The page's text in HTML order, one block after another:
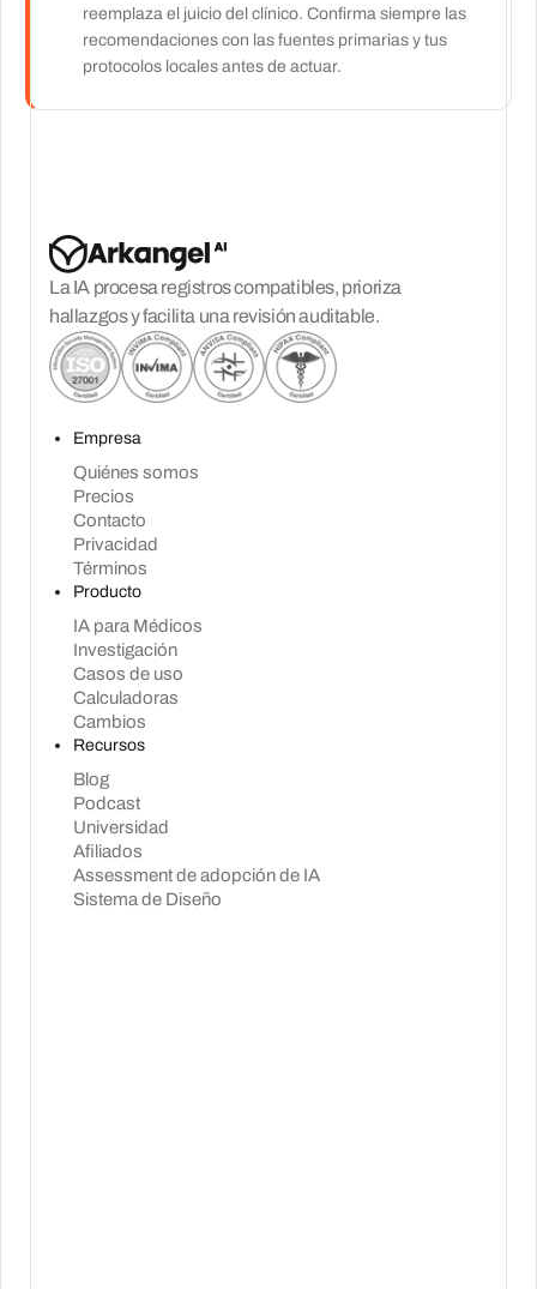
reemplaza el juicio del clínico. Confirma siempre las
recomendaciones con las fuentes primarias y tus
protocolos locales antes de actuar.
La IA procesa registros compatibles, prioriza
hallazgos y facilita una revisión auditable.
Empresa
Quiénes somos
Precios
Contacto
Privacidad
Términos
Producto
IA para Médicos
Investigación
Casos de uso
Calculadoras
Cambios
Recursos
Blog
Podcast
Universidad
Afiliados
Assessment de adopción de IA
Sistema de Diseño